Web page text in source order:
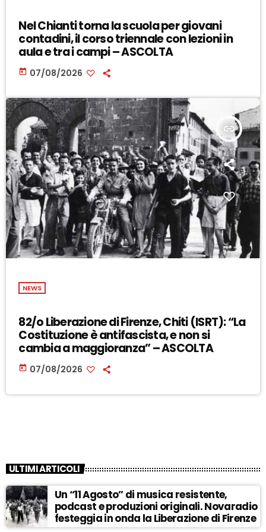
Nel Chianti torna la scuola per giovani
contadini, il corso triennale con lezioni in
aula e tra i campi – ASCOLTA
today 07/08/2026
insert_link
NEWS
82/o Liberazione di Firenze, Chiti (ISRT): “La
Costituzione è antifascista, e non si
cambia a maggioranza” – ASCOLTA
today 07/08/2026
ULTIMI ARTICOLI
Un “11 Agosto” di musica resistente,
podcast e produzioni originali. Novaradio
festeggia in onda la Liberazione di Firenze